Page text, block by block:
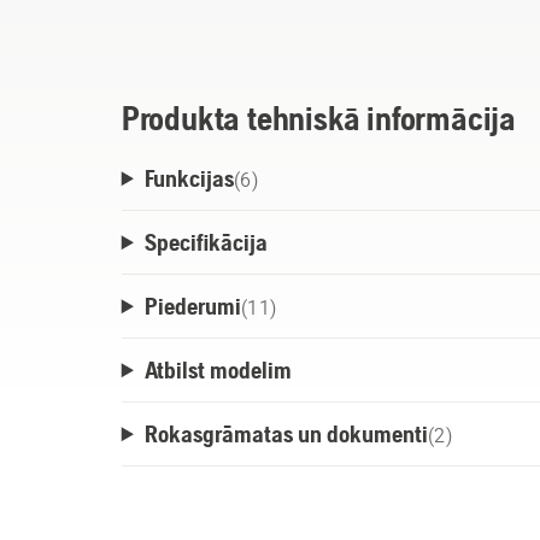
Produkta tehniskā informācija
Funkcijas(6)
Specifikācija
Piederumi(11 )
Atbilst modelim
Rokasgrāmatas un dokumenti(2)